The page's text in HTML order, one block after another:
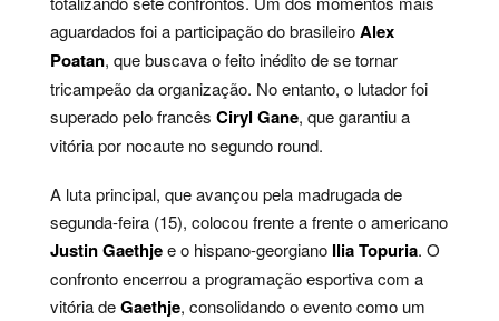
aguardados foi a participação do brasileiroAlex
Poatan, que buscava o feito inédito de se tornar
tricampeão da organização. No entanto, o lutador foi
superado pelo francês Ciryl Gane, que garantiu a
vitória por nocaute no segundo round.
A luta principal, que avançou pela madrugada de
segunda-feira (15), colocou frente a frente o americano
Justin Gaethjee o hispano-georgiano Ilia Topuria. O
confronto encerrou a programação esportiva com a
vitória deGaethje, consolidando o evento como um